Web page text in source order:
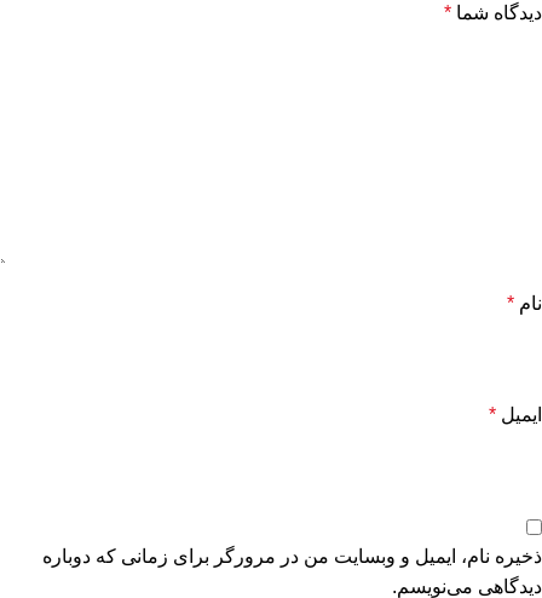
دیدگاه شما *
نام *
ایمیل *
ذخیره نام، ایمیل و وبسایت من در مرورگر برای زمانی که دوباره
دیدگاهی می‌نویسم.